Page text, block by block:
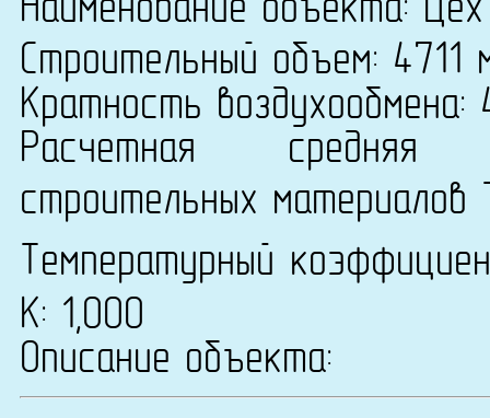
Наименование объекта: Цех
Строительный объем: 4711
Кратность
Расчетная средняя
строительных материалов
Температурный
К: 1,000
Описание объекта: